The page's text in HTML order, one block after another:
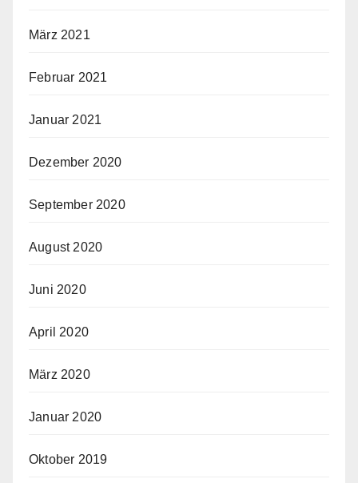
März 2021
Februar 2021
Januar 2021
Dezember 2020
September 2020
August 2020
Juni 2020
April 2020
März 2020
Januar 2020
Oktober 2019